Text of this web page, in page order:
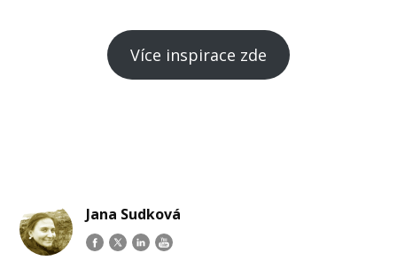
Více inspirace zde
Jana Sudková